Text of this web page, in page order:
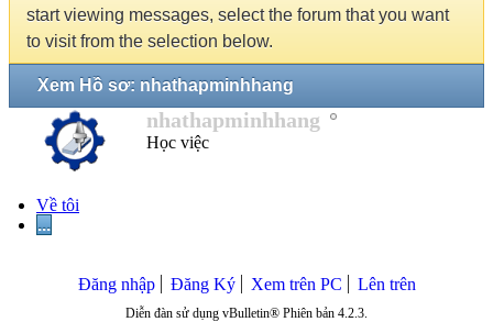
start viewing messages, select the forum that you want
to visit from the selection below.
Xem Hồ sơ: nhathapminhhang
nhathapminhhang
Học việc
Về tôi
...
Đăng nhập Đăng Ký Xem trên PC Lên trên
Diễn đàn sử dụng vBulletin® Phiên bản 4.2.3.